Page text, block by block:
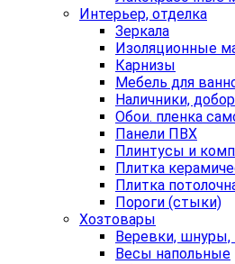
Интерьер, отделка
Зеркала
Изоляционные
Карнизы
Мебель для
Наличники,
Обои. пленка
Панели ПВХ
Плинтусы и
Плитка
Плитка
Пороги (стыки)
Хозтовары
Веревки, шнуры,
Весы напольные